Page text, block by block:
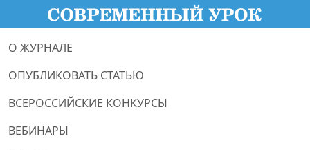
О ЖУРНАЛЕ
ОПУБЛИКОВАТЬ СТАТЬЮ
ВСЕРОССИЙСКИЕ КОНКУРСЫ
ВЕБИНАРЫ